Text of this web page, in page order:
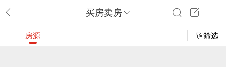
买房卖房
房源 筛选